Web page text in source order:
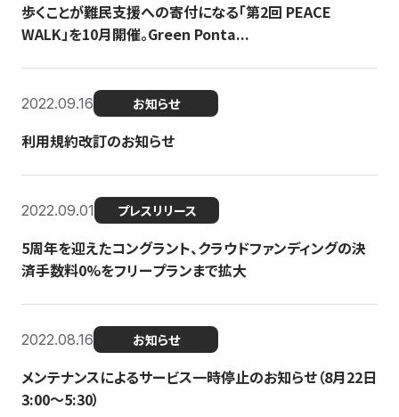
歩くことが難民支援への寄付になる「第2回 PEACE
WALK」を10月開催。Green Ponta...
2022.09.16 お知らせ
利用規約改訂のお知らせ
2022.09.01 プレスリリース
5周年を迎えたコングラント、クラウドファンディングの決
済手数料0%をフリープランまで拡大
2022.08.16 お知らせ
メンテナンスによるサービス一時停止のお知らせ（8月22日
3:00〜5:30）